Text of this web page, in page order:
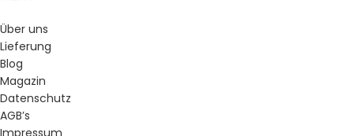
Über uns
Lieferung
Blog
Magazin
Datenschutz
AGB’s
Impressum